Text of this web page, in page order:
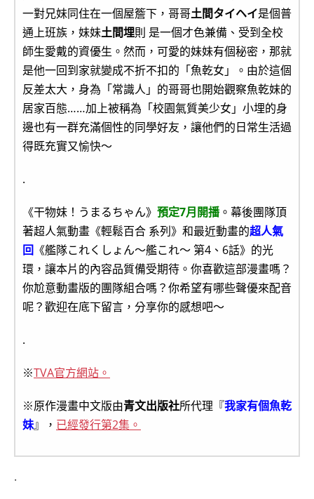
一對兄妹同住在一個屋簷下，哥哥土間タイヘイ是個普
通上班族，妹妹土間埋則 是一個才色兼備、受到全校
師生愛戴的資優生。然而，可愛的妹妹有個秘密，那就
是他一回到家就變成不折不扣的「魚乾女」。由於這個
反差太大，身為「常識人」的哥哥也開始觀察魚乾妹的
居家百態……加上被稱為「校園氣質美少女」小埋的身
邊也有一群充滿個性的同學好友，讓他們的日常生活過
得既充實又愉快～
.
《干物妹！うまるちゃん》 預定7月開播 。幕後團隊頂
著超人氣動畫《輕鬆百合 系列》和最近動畫的超人氣
回 《艦隊これくしょん～艦これ～ 第4、6話》的光
環，讓本片的內容品質備受期待。你喜歡這部漫畫嗎？
你尬意動畫版的團隊組合嗎？你希望有哪些聲優來配音
呢？歡迎在底下留言，分享你的感想吧～
.
※TVA官方網站。
※原作漫畫中文版由青文出版社所代理『我家有個魚乾
妹』， 已經發行第2集。
.